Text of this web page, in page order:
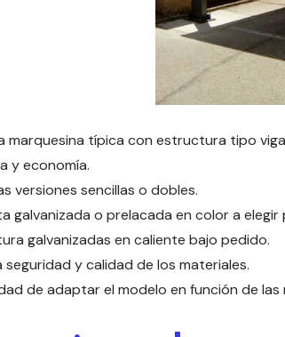
marquesina típica con estructura tipo
y economía.
versiones sencillas o dobles.
galvanizada o prelacada en color a elegir
galvanizadas en caliente bajo pedido.
seguridad y calidad de los materiales.
de adaptar el modelo en función de las